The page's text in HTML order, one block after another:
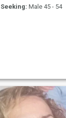
Seeking: Male 45 - 54